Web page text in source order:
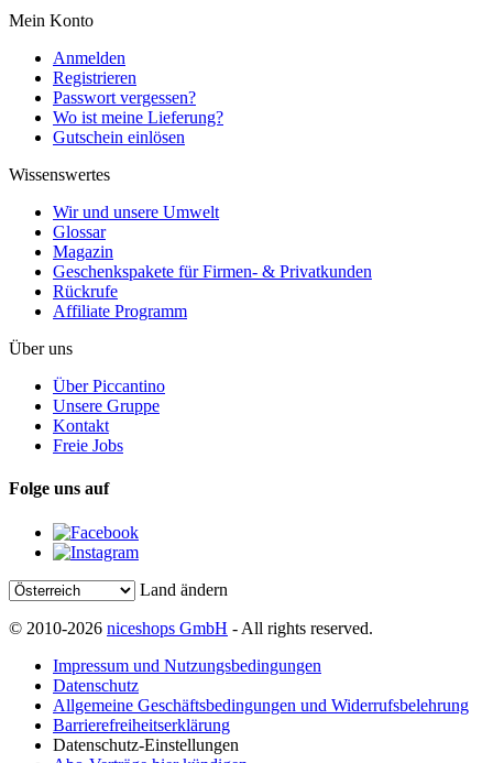
Mein Konto
Anmelden
Registrieren
Passwort vergessen?
Wo ist meine Lieferung?
Gutschein einlösen
Wissenswertes
Wir und unsere Umwelt
Glossar
Magazin
Geschenkspakete für Firmen- & Privatkunden
Rückrufe
Affiliate Programm
Über uns
Über Piccantino
Unsere Gruppe
Kontakt
Freie Jobs
Folge uns auf
Land ändern
© 2010-2026 niceshops GmbH - All rights reserved.
Impressum und Nutzungsbedingungen
Datenschutz
Allgemeine Geschäftsbedingungen und Widerrufsbelehrung
Barrierefreiheitserklärung
Datenschutz-Einstellungen